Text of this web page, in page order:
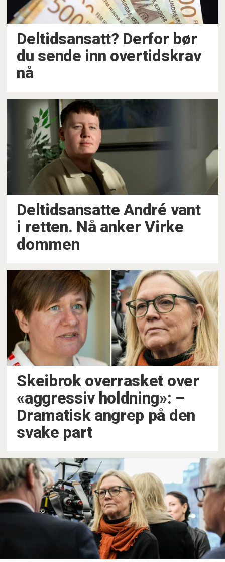
Deltidsansatt? Derfor bør
du sende inn overtidskrav
nå
Deltidsansatte André vant
i retten. Nå anker Virke
dommen
Skeibrok overrasket over
«aggressiv holdning»: –
Dramatisk angrep på den
svake part